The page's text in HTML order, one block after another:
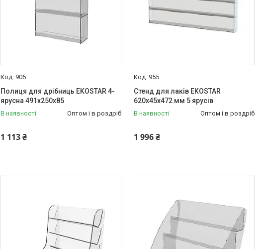
905
Полиця для дрібниць EKOSTAR 4-
ярусна 491х250х85
В наявності Оптом і в роздріб
1 113 ₴
955
Стенд для лаків EKOSTAR
620х45х472 мм 5 ярусів
В наявності Оптом і в роздріб
1 996 ₴